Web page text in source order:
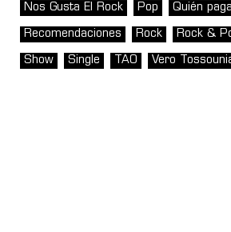
Nos Gusta El Rock Pop Quién
Recomendaciones Rock Rock &
Show Single TAO Vero